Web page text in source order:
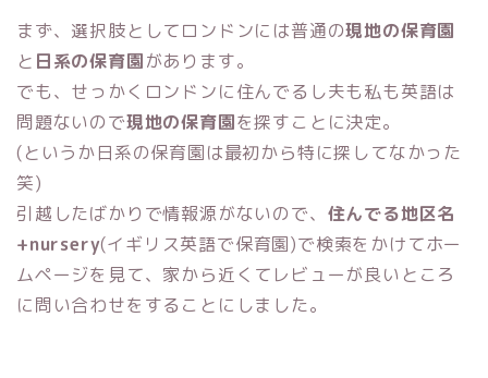
まず、選択肢としてロンドンには普通の現地の保育園
と 日系の保育園があります。
でも、せっかくロンドンに住んでるし夫も私も英語は
問題ないので現地の保育園を探すことに決定。
(というか日系の保育園は最初から特に探してなかった
笑)
引越したばかりで情報源がないので、 住んでる地区名
+nursery(イギリス英語で保育園)で検索をかけてホー
ムページを見て、家から近くてレビューが良いところ
に問い合わせをすることにしました。